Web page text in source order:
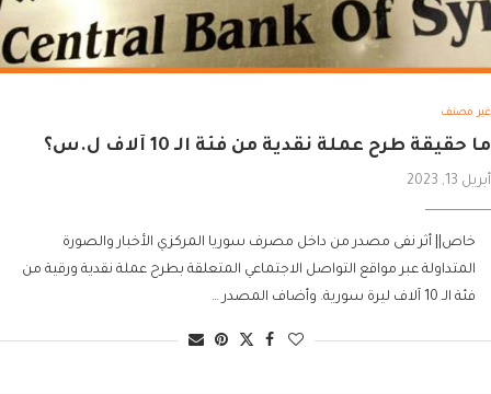
غير مصنف
ما حقيقة طرح عملة نقدية من فئة الـ 10 آلاف ل.س؟
أبريل 13, 2023
خاص|| أثر نفى مصدر من داخل مصرف سوريا المركزي الأخبار والصورة
المتداولة عبر مواقع التواصل الاجتماعي المتعلقة بطرح عملة نقدية ورقية من
فئة الـ 10 آلاف ليرة سورية. وأضاف المصدر …